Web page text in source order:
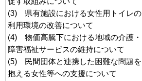
(3) 県有施設における女性用トイレの
利用環境の改善について
(4) 物価高騰下における地域の介護・
障害福祉サービスの維持について
(5) 民間団体と連携した困難な問題を
抱える女性等への支援について